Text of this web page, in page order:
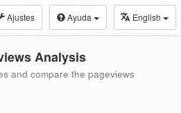
Ajustes Ayuda English
Analysis
and compare the pageviews